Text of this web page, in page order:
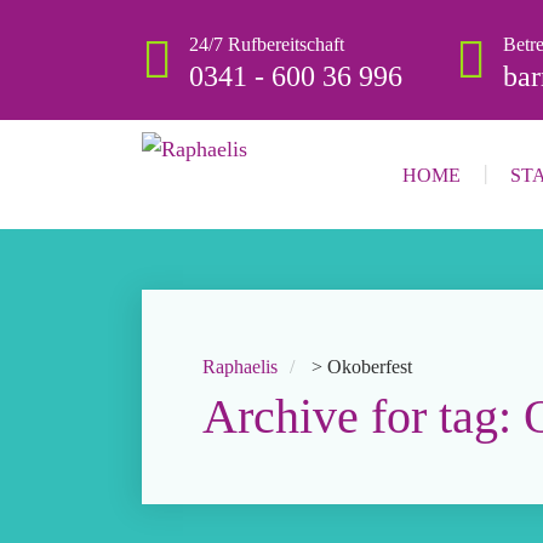
24/7 Rufbereitschaft
0341 - 600 36 996
HOME
Raphaelis > Okoberfest
Archive for tag: